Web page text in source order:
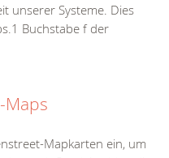
unserer Systeme. Dies
Buchstabe f der
Maps
Mapkarten ein, um